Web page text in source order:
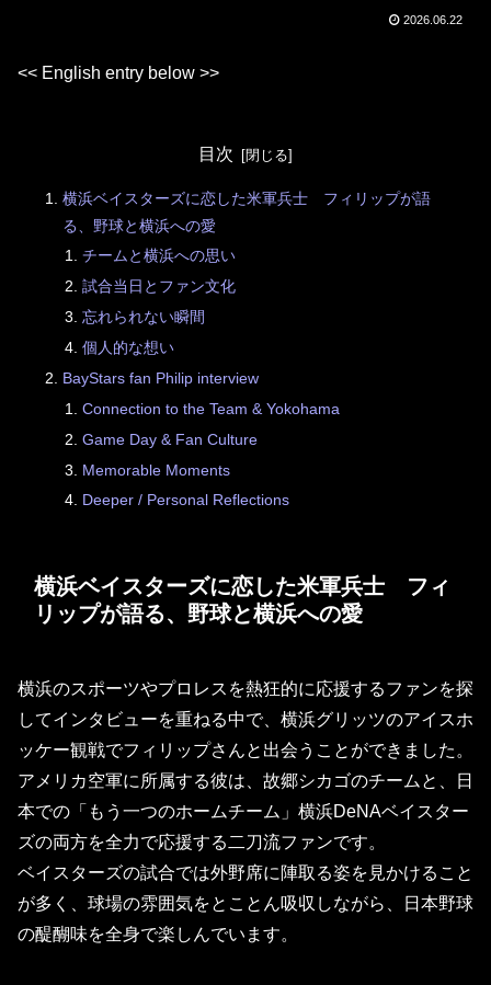
2026.06.22
<< English entry below >>
目次
横浜ベイスターズに恋した米軍兵士 フィリップが語
る、野球と横浜への愛
チームと横浜への思い
試合当日とファン文化
忘れられない瞬間
個人的な想い
BayStars fan Philip interview
Connection to the Team & Yokohama
Game Day & Fan Culture
Memorable Moments
Deeper / Personal Reflections
横浜ベイスターズに恋した米軍兵士 フィ
リップが語る、野球と横浜への愛
横浜のスポーツやプロレスを熱狂的に応援するファンを探
してインタビューを重ねる中で、横浜グリッツのアイスホ
ッケー観戦でフィリップさんと出会うことができました。
アメリカ空軍に所属する彼は、故郷シカゴのチームと、日
本での「もう一つのホームチーム」横浜DeNAベイスター
ズの両方を全力で応援する二刀流ファンです。
ベイスターズの試合では外野席に陣取る姿を見かけること
が多く、球場の雰囲気をとことん吸収しながら、日本野球
の醍醐味を全身で楽しんでいます。